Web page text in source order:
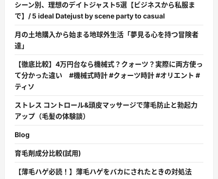
シーン別、理想のデイトジャスト5選【ビジネスから私服ま
で】/ 5 ideal Datejust by scene party to casual
月の土地購入から始まる地球外生活「夢見る心を持つ冒険者
達」
【徹底比較】4万円台なら機械式？クォーツ？実際に両方使っ
て分かった違い #機械式時計 #クォーツ時計 #オリエント #
ティソ
ストレス コントロール&頭皮マッサージで薄毛防止と勃起力
アップ（毛髪の体験談）
Blog
育毛剤成分比較(試用)
【薄毛ハゲ必読！】薄毛ハゲをバカにされたときの対処法